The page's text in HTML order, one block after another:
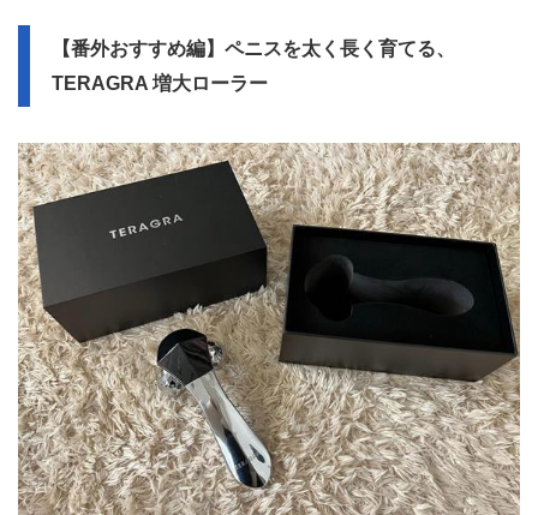
【番外おすすめ編】ペニスを太く長く育てる、
TERAGRA 増大ローラー